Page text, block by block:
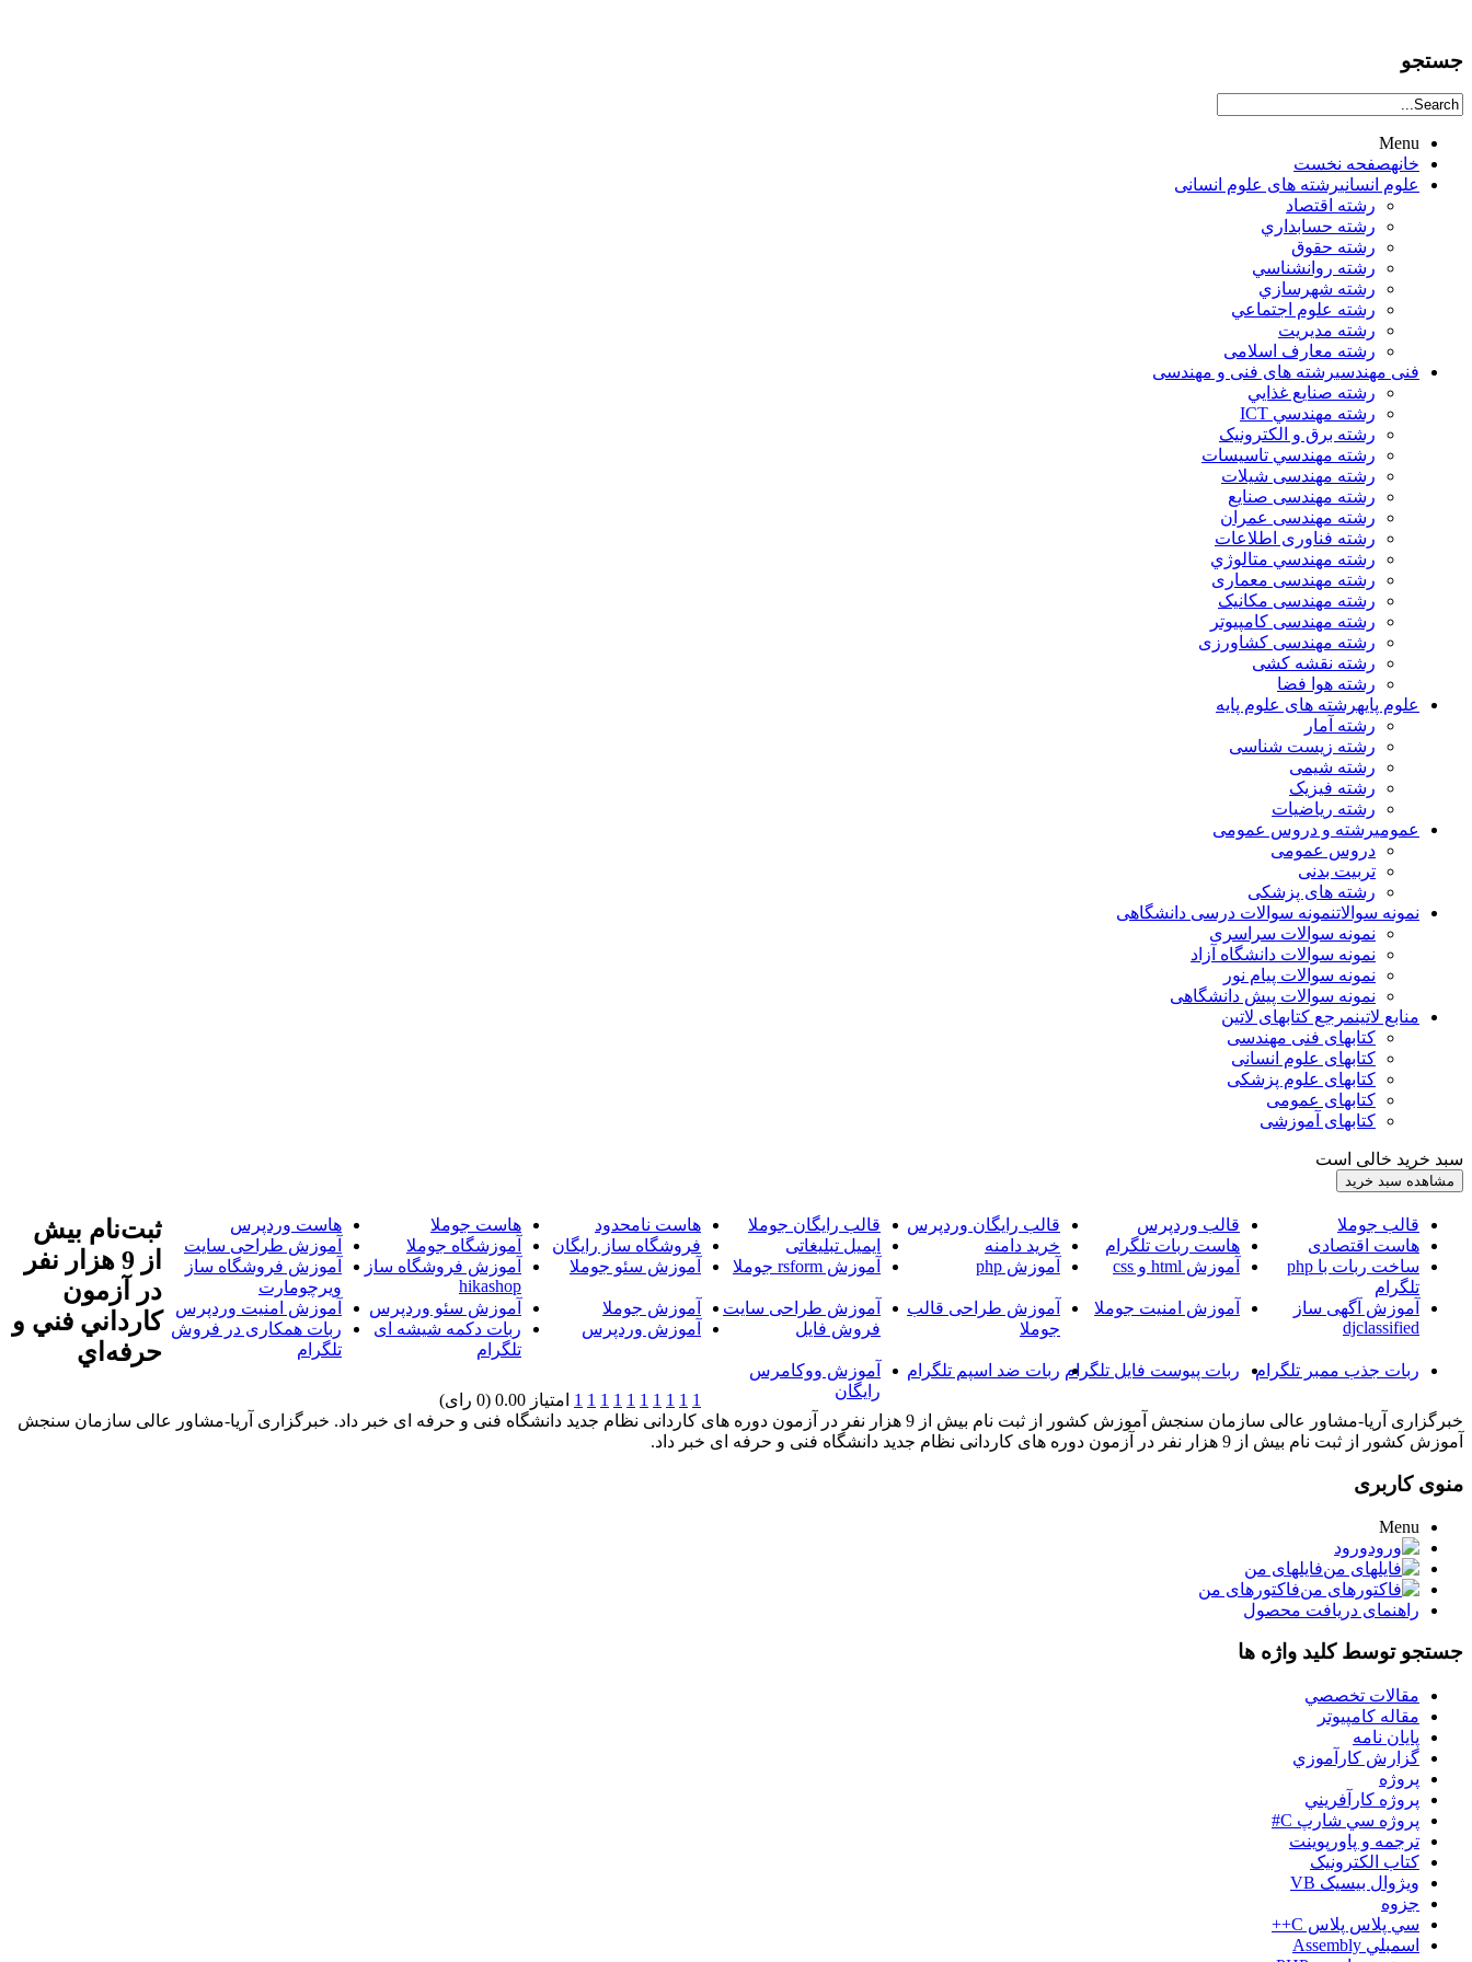
جستجو
Menu
خانهصفحه نخست
علوم انسانيرشته های علوم انسانی
رشته اقتصاد
رشته حسابداري
رشته حقوق
رشته روانشناسي
رشته شهرسازي
رشته علوم اجتماعي
رشته مديريت
رشته معارف اسلامی
فنی مهندسیرشته های فنی و مهندسی
رشته صنايع غذايي
رشته مهندسي ICT
رشته برق و الکترونيک
رشته مهندسي تاسيسات
رشته مهندسی شیلات
رشته مهندسی صنایع
رشته مهندسی عمران
رشته فناوری اطلاعات
رشته مهندسي متالوژي
رشته مهندسی معماری
رشته مهندسی مکانیک
رشته مهندسی کامپیوتر
رشته مهندسی کشاورزی
رشته نقشه کشی
رشته هوا فضا
علوم پایهرشته های علوم پایه
رشته آمار
رشته زیست شناسی
رشته شیمی
رشته فیزیک
رشته ریاضیات
عمومیرشته و دروس عمومی
دروس عمومی
تربیت بدنی
رشته های پزشکی
نمونه سوالاتنمونه سوالات درسی دانشگاهی
نمونه سوالات سراسری
نمونه سوالات دانشگاه آزاد
نمونه سوالات پیام نور
نمونه سوالات پیش دانشگاهی
منابع لاتینمرجع کتابهای لاتین
کتابهای فنی مهندسی
کتابهای علوم انسانی
کتابهای علوم پزشکی
کتابهای عمومی
کتابهای آموزشی
سبد خرید خالی است
قالب جوملا قالب وردپرس قالب رایگان وردپرس قالب رایگان جوملا هاست نامحدود هاست جوملا
هاست وردپرس
هاست اقتصادی
هاست ربات تلگرام خرید دامنه ایمیل تبلیغاتی فروشگاه ساز رایگان آموزشگاه جوملا
آموزش طراحی سایت
ساخت ربات با php
تلگرام
آموزش html و css آموزش php آموزش rsform جوملا آموزش سئو جوملا
آموزش فروشگاه ساز
hikashop
آموزش فروشگاه ساز
ویرچومارت
آموزش آگهی ساز
djclassified
آموزش امنیت جوملا
آموزش طراحی قالب
جوملا
آموزش طراحی سایت
فروش فایل
آموزش جوملا آموزش سئو وردپرس
آموزش امنیت وردپرس
آموزش وردپرس
ربات دکمه شیشه ای
تلگرام
ربات همکاری در فروش
تلگرام
ربات جذب ممبر تلگرام
ربات پیوست فایل تلگرام ربات ضد اسپم تلگرام
آموزش ووکامرس
رایگان
ثبت‌نام بيش
از 9 هزار نفر
در آزمون
کارداني فني و
حرفه‌اي
1
1
1
1
1
1
1
1
1
1 امتیاز 0.00 (0 رای)
خبرگزاری آریا-مشاور عالی سازمان سنجش آموزش کشور از ثبت نام بیش از 9 هزار نفر در آزمون دوره های کاردانی نظام جدید دانشگاه فنی و حرفه ای خبر داد. خبرگزاری آریا-مشاور عالی سازمان سنجش
آموزش کشور از ثبت نام بیش از 9 هزار نفر در آزمون دوره های کاردانی نظام جدید دانشگاه فنی و حرفه ای خبر داد.
منوی کاربری
Menu
ورود
فایلهای من
فاکتورهای من
راهنمای دریافت محصول
جستجو توسط کلید واژه ها
مقالات تخصصي
مقاله کامپیوتر
پایان نامه
گزارش کارآموزي
پروژه
پروژه کارآفريني
پروژه سي شارپ C#
ترجمه و پاورپوينت
کتاب الکترونيک
ويژوال بيسيک VB
جزوه
سي پلاس پلاس C++
اسمبلي Assembly